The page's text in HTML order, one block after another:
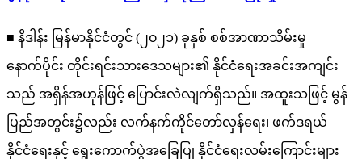
■ နိဒါန်း မြန်မာနိုင်ငံတွင် (၂၀၂၁) ခုနှစ် စစ်အာဏာသိမ်းမှု
နောက်ပိုင်း တိုင်းရင်းသားဒေသများ၏ နိုင်ငံရေးအခင်းအကျင်း
သည် အရှိန်အဟုန်ဖြင့် ပြောင်းလဲလျက်ရှိသည်။ အထူးသဖြင့် မွန်
ပြည်အတွင်း၌လည်း လက်နက်ကိုင်တော်လှန်ရေး၊ ဖက်ဒရယ်
နိုင်ငံရေးနှင့် ရွေးကောက်ပွဲအခြေပြု နိုင်ငံရေးလမ်းကြောင်းများ